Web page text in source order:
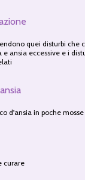
quei disturbi che
ansia eccessive e i
d'ansia in poche mosse
curare